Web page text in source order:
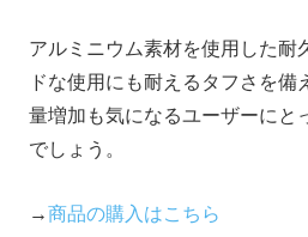
アルミニウム素材を使用した耐
ドな使用にも耐えるタフさを備
量増加も気になるユーザーにと
でしょう。
→商品の購入はこちら